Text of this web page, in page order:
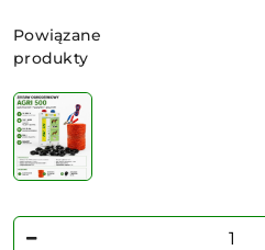
Wariant
Powiązane
produkty